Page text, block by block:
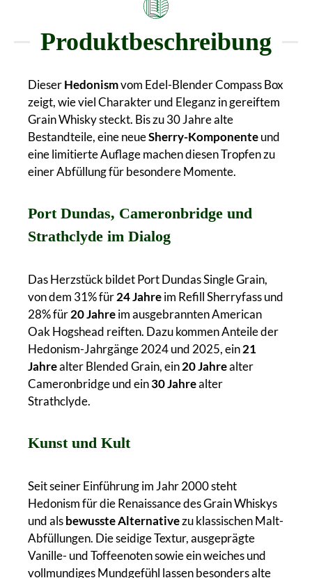
Produktbeschreibung
DieserHedonismvom Edel-Blender Compass Box
zeigt, wie viel Charakter und Eleganz in gereiftem
Grain Whisky steckt. Bis zu 30 Jahre alte
Bestandteile, eine neueSherry-Komponenteund
eine limitierte Auflage machen diesen Tropfen zu
einer Abfüllung für besondere Momente.
Port Dundas, Cameronbridge und
Strathclyde im Dialog
Das Herzstück bildet Port Dundas Single Grain,
von dem 31% für24 Jahreim Refill Sherryfass und
28% für20 Jahreim ausgebrannten American
Oak Hogshead reiften. Dazu kommen Anteile der
Hedonism-Jahrgänge 2024 und 2025, ein21
Jahrealter Blended Grain, ein20 Jahrealter
Cameronbridge und ein30 Jahrealter
Strathclyde.
Kunst und Kult
Seit seiner Einführung im Jahr 2000 steht
Hedonism für die Renaissance des Grain Whiskys
und alsbewusste Alternativezu klassischen Malt-
Abfüllungen. Die seidige Textur, ausgeprägte
Vanille- und Toffeenoten sowie ein weiches und
vollmundiges Mundgefühl lassen besonders alte